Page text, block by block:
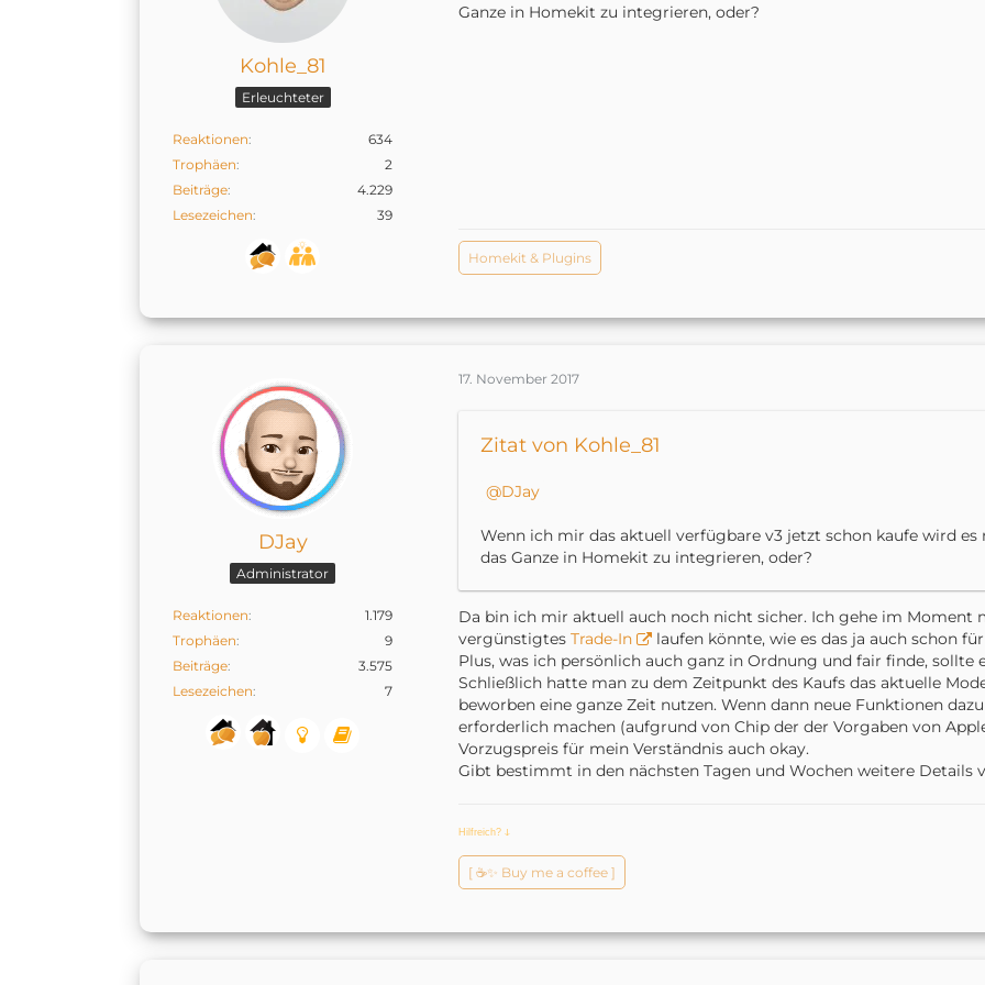
Kohle_81
Erleuchteter
Reaktionen
634
Trophäen
2
Beiträge
4.229
Lesezeichen
39
Ganze in Homekit zu integrieren, oder?
Homekit & Plugins
DJay
Administrator
Reaktionen
1.179
Trophäen
9
Beiträge
3.575
Lesezeichen
7
17. November 2017
Zitat von Kohle_81
DJay
Wenn ich mir das aktuell verfügbare v3 jetzt schon kaufe wird
das Ganze in Homekit zu integrieren, oder?
Da bin ich mir aktuell auch noch nicht sicher. Ich gehe im Moment
vergünstigtes Trade-In
laufen könnte, wie es das ja auch schon
Plus, was ich persönlich auch ganz in Ordnung und fair finde, sollte
Schließlich hatte man zu dem Zeitpunkt des Kaufs das aktuelle
beworben eine ganze Zeit nutzen. Wenn dann neue Funktionen
erforderlich machen (aufgrund von Chip der der Vorgaben von
Vorzugspreis für mein Verständnis auch okay.
Gibt bestimmt in den nächsten Tagen und Wochen weitere Details
Hilfreich? ↆ
[ ☕️✨ Buy me a coffee ]